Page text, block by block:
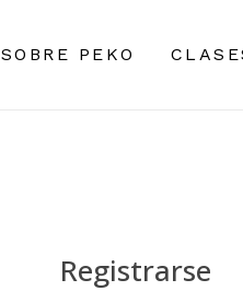
SOBRE PEKO
Registrarse